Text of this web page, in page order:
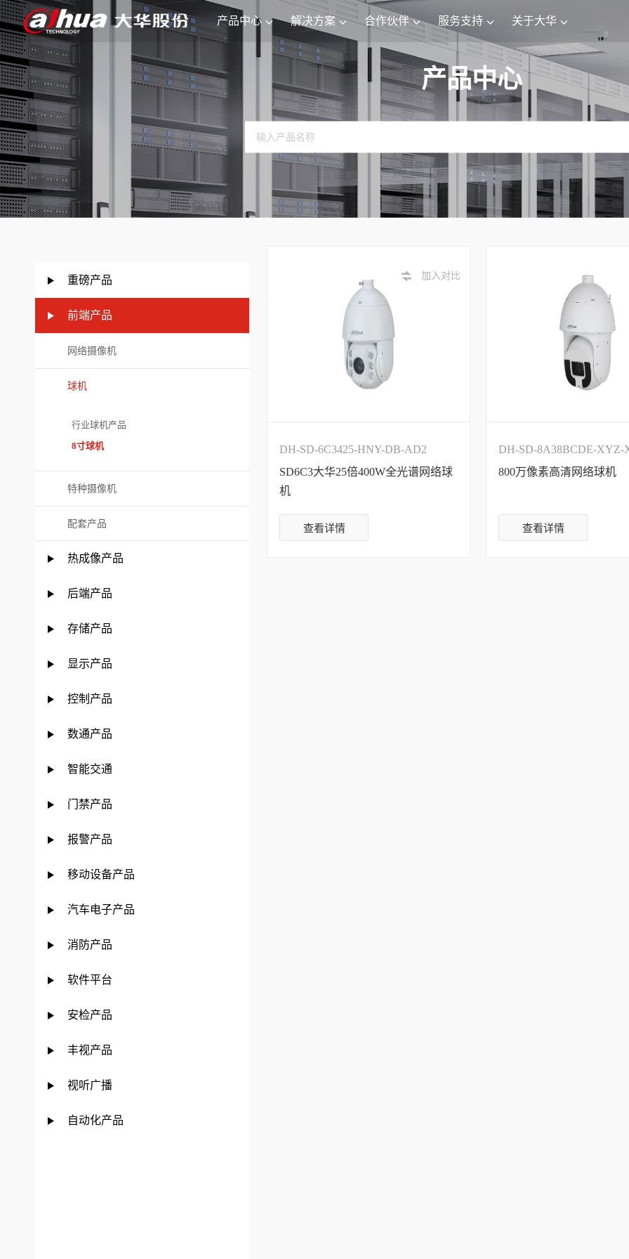
产品中心 解决方案 合作伙伴 服务支持 关于大华
产品中心
重磅产品
前端产品
网络摄像机
球机
行业球机产品
8寸球机
特种摄像机
配套产品
热成像产品
后端产品
存储产品
显示产品
控制产品
数通产品
智能交通
门禁产品
报警产品
移动设备产品
汽车电子产品
消防产品
软件平台
安检产品
丰视产品
视听广播
自动化产品
加入对比
DH-SD-6C3425-HNY-DB-AD2
SD6C3大华25倍400W全光谱网络球
机
查看详情
DH-SD-8A38BCDE-XYZ-
XXX
800万像素高清网络球机
查看详情